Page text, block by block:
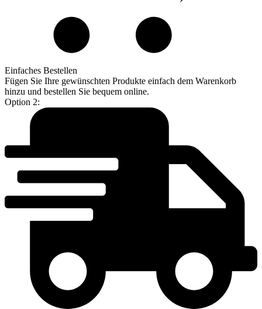
Einfaches Bestellen
Fügen Sie Ihre gewünschten Produkte einfach dem Warenkorb
hinzu und bestellen Sie bequem online.
Option 2: